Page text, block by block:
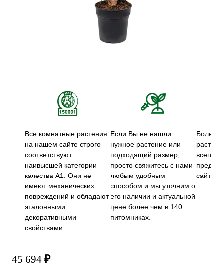
Все комнатные растения
на нашем сайте строго
соответствуют
наивысшей категории
качества А1. Они не
имеют механических
повреждений и обладают
эталонными
декоративными
свойствами.
Если Вы не нашли
нужное растение или
подходящий размер,
просто свяжитесь с нами
любым удобным
способом и мы уточним о
его наличии и актуальной
цене более чем в 140
питомниках.
Более
всего
сайте.
45 694 ₽